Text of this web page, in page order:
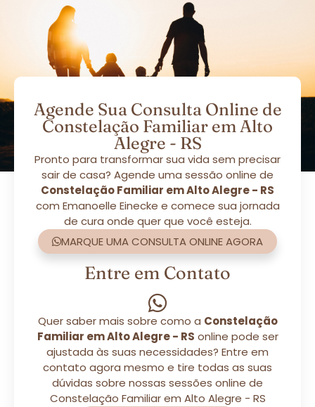
Agende Sua Consulta Online de
Constelação Familiar em Alto
Alegre - RS
Pronto para transformar sua vida sem precisar
sair de casa? Agende uma sessão online de
Constelação Familiar em Alto Alegre - RS
com Emanoelle Einecke e comece sua jornada
de cura onde quer que você esteja.
MARQUE UMA CONSULTA ONLINE AGORA
Entre em Contato
Quer saber mais sobre como a Constelação
Familiar em Alto Alegre - RS online pode ser
ajustada às suas necessidades? Entre em
contato agora mesmo e tire todas as suas
dúvidas sobre nossas sessões online de
Constelação Familiar em Alto Alegre - RS